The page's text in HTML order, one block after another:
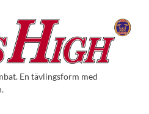
En tävlingsform med